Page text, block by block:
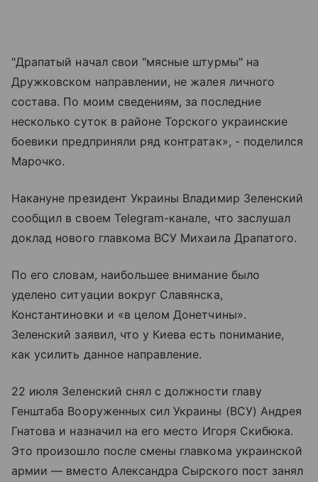
"Драпатый начал свои "мясные штурмы" на
Дружковском направлении, не жалея личного
состава. По моим сведениям, за последние
несколько суток в районе Торского украинские
боевики предприняли ряд контратак», - поделился
Марочко.
Накануне президент Украины Владимир Зеленский
сообщил в своем Telegram-канале, что заслушал
доклад нового главкома ВСУ Михаила Драпатого.
По его словам, наибольшее внимание было
уделено ситуации вокруг Славянска,
Константиновки и «в целом Донетчины».
Зеленский заявил, что у Киева есть понимание,
как усилить данное направление.
22 июля Зеленский снял с должности главу
Генштаба Вооруженных сил Украины (ВСУ) Андрея
Гнатова и назначил на его место Игоря Скибюка.
Это произошло после смены главкома украинской
армии — вместо Александра Сырского пост занял